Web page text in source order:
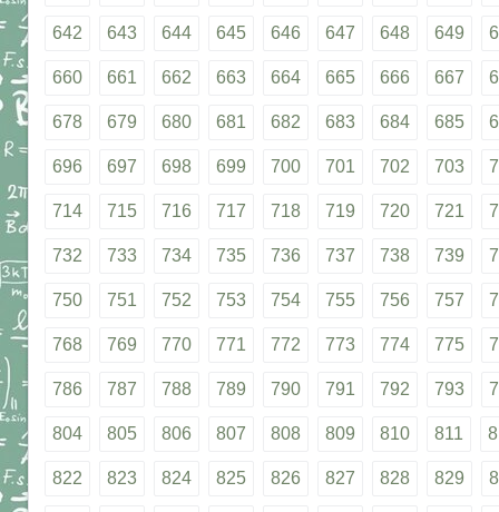
642 643 644 645 646 647 648 649
660 661 662 663 664 665 666 667
678 679 680 681 682 683 684 685
696 697 698 699 700 701 702 703
714 715 716 717 718 719 720 721
732 733 734 735 736 737 738 739
750 751 752 753 754 755 756 757
768 769 770 771 772 773 774 775
786 787 788 789 790 791 792 793
804 805 806 807 808 809 810 811
822 823 824 825 826 827 828 829